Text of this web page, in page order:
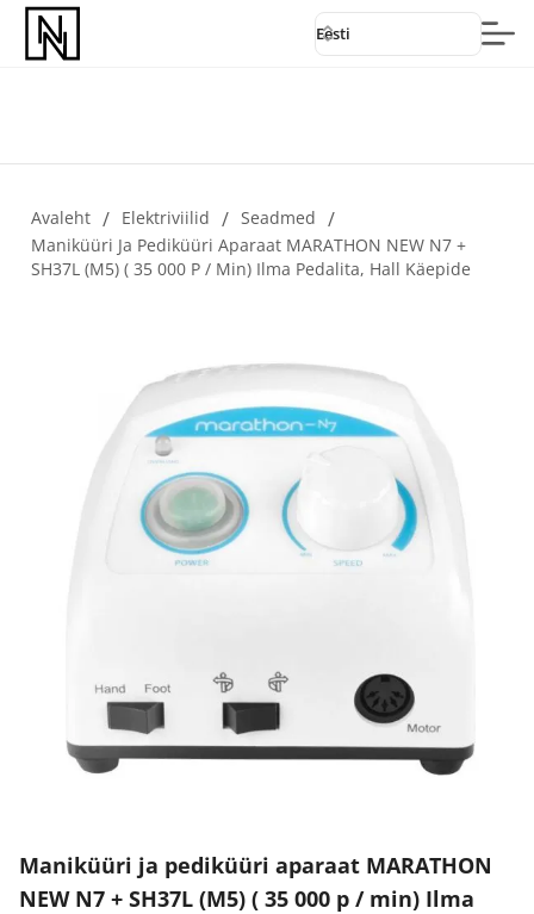
Eesti
Avaleht / Elektriviilid / Seadmed /
Maniküüri Ja Pediküüri Aparaat MARATHON NEW N7 +
SH37L (M5) ( 35 000 P / Min) Ilma Pedalita, Hall Käepide
Maniküüri ja pediküüri aparaat MARATHON
NEW N7 + SH37L (M5) ( 35 000 p / min) Ilma